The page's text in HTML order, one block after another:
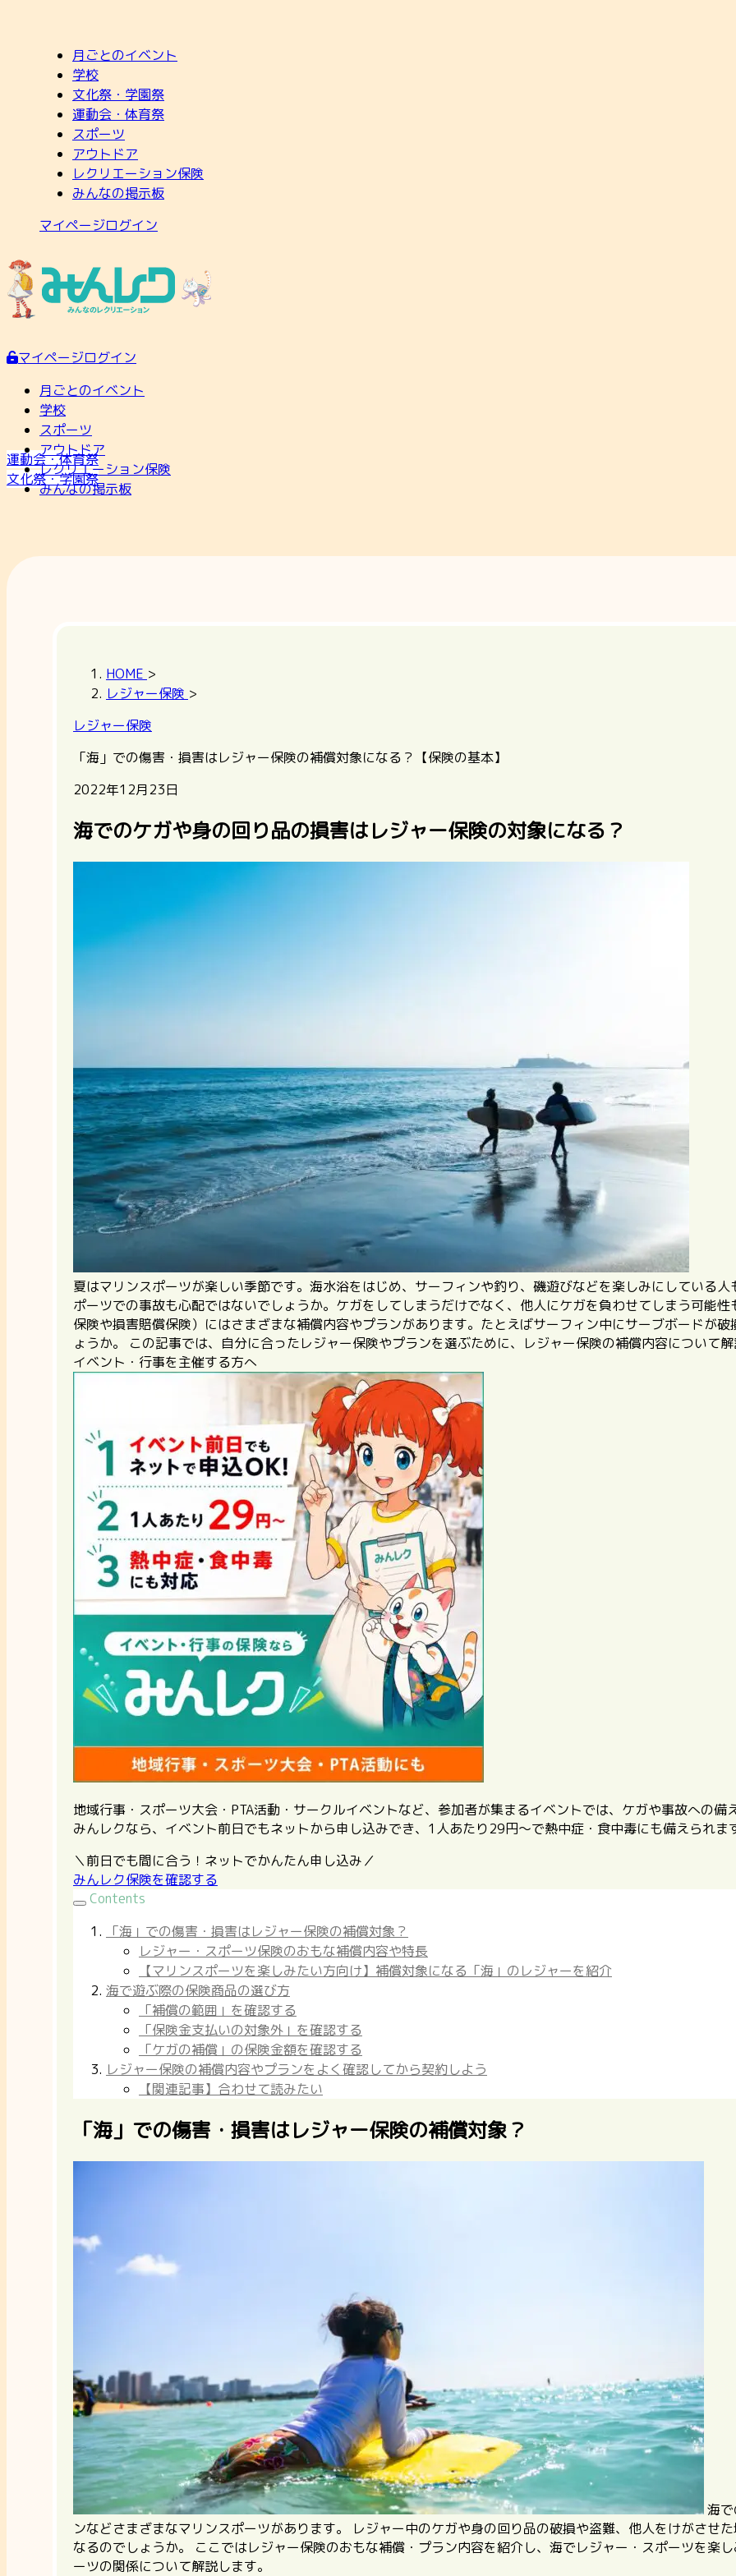
月ごとのイベント
学校
文化祭・学園祭
運動会・体育祭
スポーツ
アウトドア
レクリエーション保険
みんなの掲示板
マイページログイン
マイページログイン
月ごとのイベント
学校
運動会・体育祭
文化祭・学園祭
スポーツ
アウトドア
レクリエーション保険
みんなの掲示板
HOME >
レジャー保険 >
レジャー保険
「海」での傷害・損害はレジャー保険の補償対象になる？【保険の基本】
2022年12月23日
海でのケガや身の回り品の損害はレジャー保険の対象になる？
夏はマリンスポーツが楽しい季節です。海水浴をはじめ、サーフィンや釣り、磯遊びなどを楽しみにしている
ポーツでの事故も心配ではないでしょうか。 ケガをしてしまうだけでなく、他人にケガを負わせてしまう可能性
保険や損害賠償保険）にはさまざまな補償内容やプランがあります。たとえばサーフィン中にサーブボードが
ょうか。 この記事では、自分に合ったレジャー保険やプランを選ぶために、レジャー保険の補償内容について解
イベント・行事を主催する方へ
地域行事・スポーツ大会・PTA活動・サークルイベントなど、参加者が集まるイベントでは、ケガや事故への備
みんレクなら、イベント前日でもネットから申し込みでき、1人あたり29円〜で熱中症・食中毒にも備えられま
＼前日でも間に合う！ネットでかんたん申し込み／
みんレク保険を確認する
Contents
「海」での傷害・損害はレジャー保険の補償対象？
レジャー・スポーツ保険のおもな補償内容や特長
【マリンスポーツを楽しみたい方向け】補償対象になる「海」のレジャーを紹介
海で遊ぶ際の保険商品の選び方
「補償の範囲」を確認する
「保険金支払いの対象外」を確認する
「ケガの補償」の保険金額を確認する
レジャー保険の補償内容やプランをよく確認してから契約しよう
【関連記事】合わせて読みたい
「海」での傷害・損害はレジャー保険の補償対象？
海で
ンなどさまざまなマリンスポーツがあります。 レジャー中のケガや身の回り品の破損や盗難、他人をけがさせ
なるのでしょうか。 ここではレジャー保険のおもな補償・プラン内容を紹介し、海でレジャー・スポーツを楽
ーツの関係について解説します。